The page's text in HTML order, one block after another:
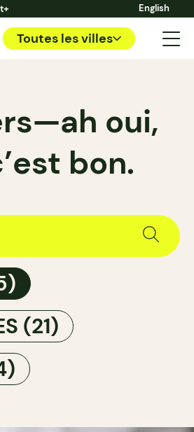
English
Toutes les villes
oui,
bon.
(21)